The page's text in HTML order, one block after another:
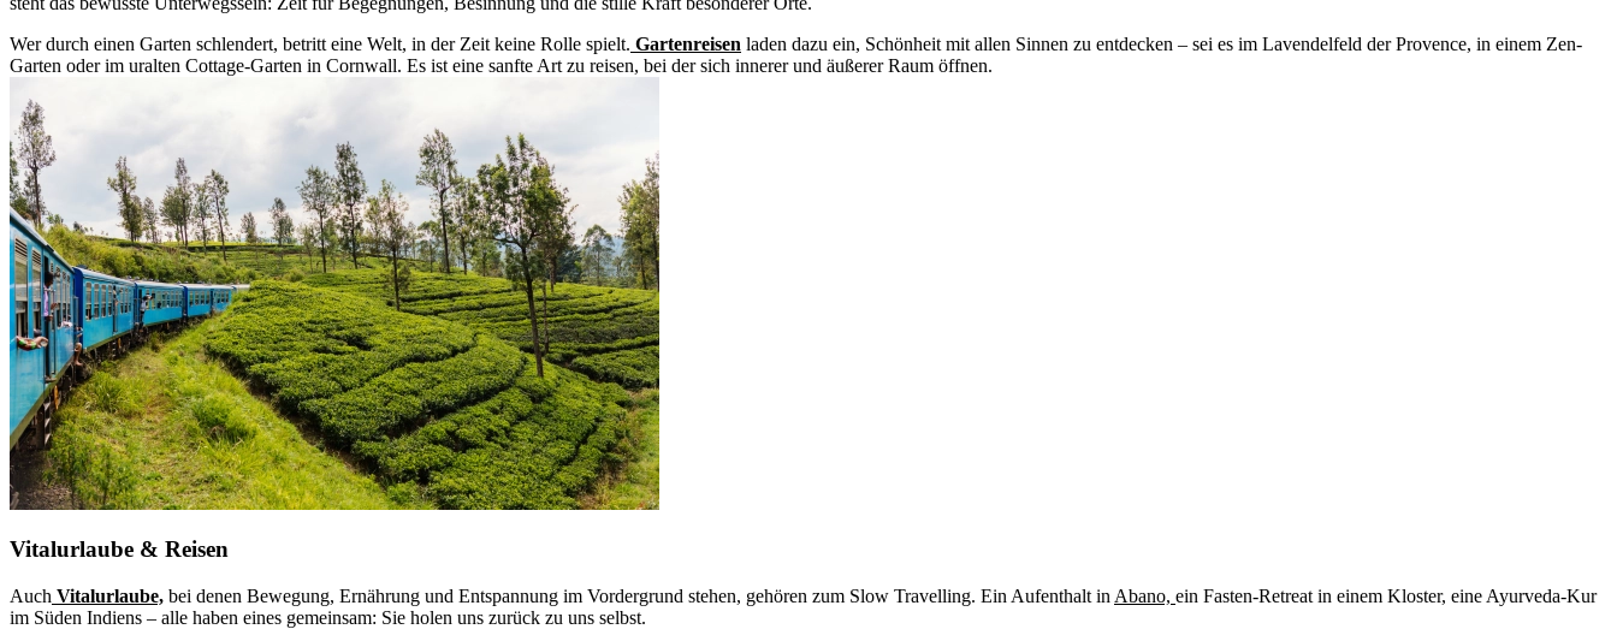
Wer durch einen Garten schlendert, betritt eine Welt, in der Zeit keine Rolle spielt. Gartenreisen laden dazu ein, Schönheit mit allen Sinnen zu entdecken – sei es im Lavendelfeld der Provence, in einem Zen-
Garten oder im uralten Cottage-Garten in Cornwall. Es ist eine sanfte Art zu reisen, bei der sich innerer und äußerer Raum öffnen.
Vitalurlaube & Reisen
Auch Vitalurlaube, bei denen Bewegung, Ernährung und Entspannung im Vordergrund stehen, gehören zum Slow Travelling. Ein Aufenthalt in Abano, ein Fasten-Retreat in einem Kloster, eine Ayurveda-Kur
im Süden Indiens – alle haben eines gemeinsam: Sie holen uns zurück zu uns selbst.